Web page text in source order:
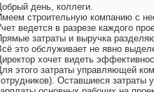
день, коллеги.
строительную компанию с
ведется в разрезе каждого
затраты и выручка
это обслуживает не явно
хочет видеть
этого затраты управляющей
Оставшиеся затраты